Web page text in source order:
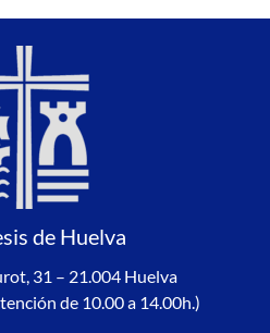
de Huelva
31 – 21.004 Huelva
de 10.00 a 14.00h.)